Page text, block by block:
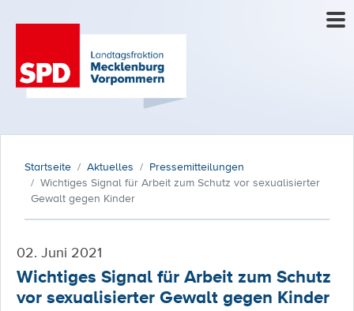
Startseite Aktuelles
Pressemitteilungen
Wichtiges Signal für Arbeit zum Schutz vor sexualisierter
Gewalt gegen Kinder
02. Juni 2021
Wichtiges Signal für Arbeit zum Schutz
vor sexualisierter Gewalt gegen Kinder